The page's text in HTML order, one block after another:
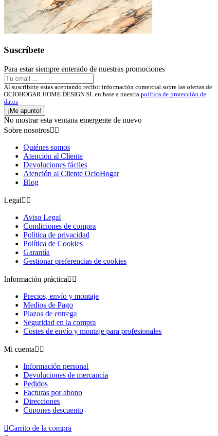
Suscríbete
Para estar siempre enterado de nuestras promociones
Al suscribirte estas aceptando recibir información comercial sobre las ofertas de
OCIOHOGAR HOME DESIGN SL en base a nuestra política de protección de
datos
¡Me apunto!
No mostrar esta ventana emergente de nuevo
Sobre nosotros 
Quiénes somos
Atención al Cliente
Devoluciones fáciles
Atención al Cliente OcioHogar
Blog
Legal 
Aviso Legal
Condiciones de compra
Política de privacidad
Política de Cookies
Garantía
Gestionar preferencias de cookies
Información práctica 
Precios, envío y montaje
Medios de Pago
Plazos de entrega
Seguridad en la compra
Costes de envío y montaje para profesionales
Mi cuenta 
Información personal
Devoluciones de mercancía
Pedidos
Facturas por abono
Direcciones
Cupones descuento
Carrito de la compra